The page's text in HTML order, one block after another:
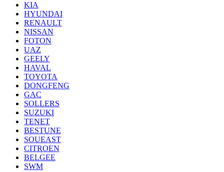
KIA
HYUNDAI
RENAULT
NISSAN
FOTON
UAZ
GEELY
HAVAL
TOYOTA
DONGFENG
GAC
SOLLERS
SUZUKI
TENET
BESTUNE
SOUEAST
CITROEN
BELGEE
SWM